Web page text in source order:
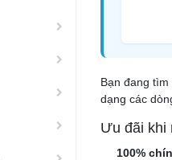
Bạn đang
dạng các
Ưu đãi khi
100%